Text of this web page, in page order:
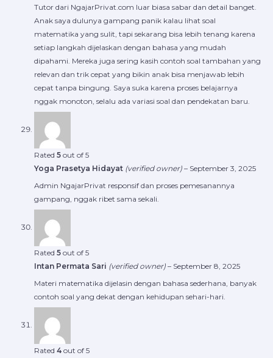
Tutor dari NgajarPrivat.com luar biasa sabar dan detail banget.
Anak saya dulunya gampang panik kalau lihat soal
matematika yang sulit, tapi sekarang bisa lebih tenang karena
setiap langkah dijelaskan dengan bahasa yang mudah
dipahami. Mereka juga sering kasih contoh soal tambahan yang
relevan dan trik cepat yang bikin anak bisa menjawab lebih
cepat tanpa bingung. Saya suka karena proses belajarnya
nggak monoton, selalu ada variasi soal dan pendekatan baru.
Rated 5 out of 5
Yoga Prasetya Hidayat (verified owner) – September 3, 2025
Admin NgajarPrivat responsif dan proses pemesanannya
gampang, nggak ribet sama sekali.
Rated 5 out of 5
Intan Permata Sari (verified owner) – September 8, 2025
Materi matematika dijelasin dengan bahasa sederhana, banyak
contoh soal yang dekat dengan kehidupan sehari-hari.
Rated 4 out of 5